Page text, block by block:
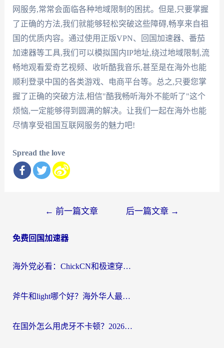
网服务,常常会面临各种地域限制的困扰。但是,只要掌握
了正确的方法,我们就能够轻松突破这些障碍,畅享来自祖
国的优质内容。通过使用正版VPN、回国加速器、番茄
加速器等工具,我们可以模拟国内IP地址,绕过地域限制,流
畅地观看爱奇艺视频、收听酷我音乐,甚至是在海外也能
顺利登录中国的各类游戏、电商平台等。总之,只要您掌
握了正确的突破方法,相信"酷我畅听海外不能听了"这个
烦恼,一定能够得到圆满的解决。让我们一起在海外也能
尽情享受祖国互联网服务的魅力吧!
Spread the love
导
← 前一篇文章 后一篇文章 →
免费回国加速器
海外党必看：ChickCN和极速穿梭VPN好用吗？3招教你选对回国加速器无缝刷国内资源
斧牛和light哪个好？海外华人最关心的回国加速器选择难题，一篇讲透
在国外怎么用虎牙不卡顿？2026海外华人亲测有效的回国加速器选择指南